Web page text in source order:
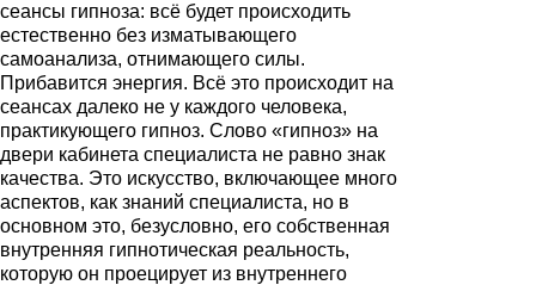
сеансы гипноза: всё будет происходить
естественно без изматывающего
самоанализа, отнимающего силы.
Прибавится энергия. Всё это происходит на
сеансах далеко не у каждого человека,
практикующего гипноз. Слово «гипноз» на
двери кабинета специалиста не равно знак
качества. Это искусство, включающее много
аспектов, как знаний специалиста, но в
основном это, безусловно, его собственная
внутренняя гипнотическая реальность,
которую он проецирует из внутреннего